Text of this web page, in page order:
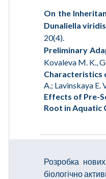
On the
Dunaliella viridis
20(4).
Preliminary
Kovaleva M. K.,
Characteristics
A.; Lavinskaya
Effects of Pre-
Root in Aquatic
Розробка
біологічно